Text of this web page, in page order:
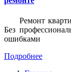
Ремонт
Без
ошибками
Подробнее